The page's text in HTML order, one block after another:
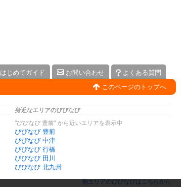
はじめてガイド お問い合わせ
よくある質問
このページのトップへ
身近なエリアのびびなび
"びびなび 豊前" から近いエリアを表示中
びびなび 豊前
びびなび 中津
びびなび 行橋
びびなび 田川
びびなび 北九州
他エリアのびびなびはこちらから